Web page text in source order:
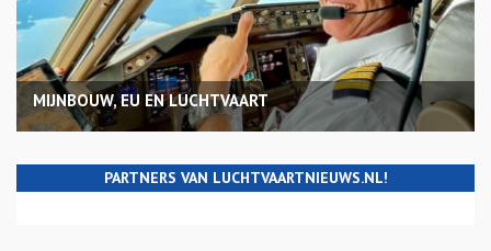
MIJNBOUW, EU EN LUCHTVAART
PARTNERS VAN LUCHTVAARTNIEUWS.NL!